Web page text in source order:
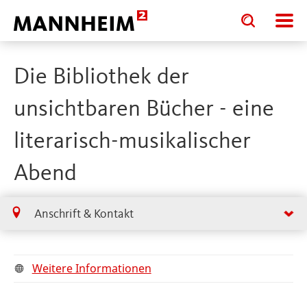
Toggle
search
input
Toggle
search
input
Die Bibliothek der
unsichtbaren Bücher - eine
literarisch-musikalischer
Abend
Anschrift & Kontakt
Weitere Informationen